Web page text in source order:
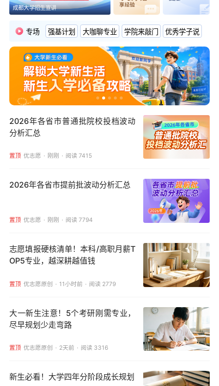
成都大学招生宣讲
专场 强基计划 大咖聊专业 学院来敲门 优秀学子说
2026年各省市普通批院校投档波动
分析汇总
置顶 优志愿 刚刚 阅读 7415
2026年各省市提前批波动分析汇总
置顶 优志愿 刚刚 阅读 7794
志愿填报硬核清单！本科/高职月薪T
OP5专业，越深耕越值钱
置顶 优志愿原创 11小时前 阅读 2779
大一新生注意！5个考研刚需专业，
尽早规划少走弯路
置顶 优志愿原创 2天前 阅读 3316
新生必看！大学四年分阶段成长规划